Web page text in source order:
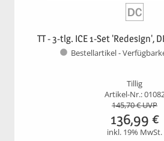
TT - 3-tlg. ICE 1-Set 'Redesign',
Bestellartikel -
Tillig
Artikel-Nr.:
145,70€ UVP
136,99 €
inkl. 19% MwSt.